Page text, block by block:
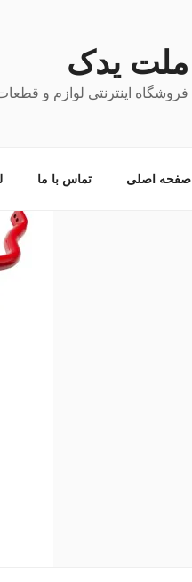
ملت یدک
فروشگاه اینترنتی لوازم و
صفحه اصلی تماس با ما